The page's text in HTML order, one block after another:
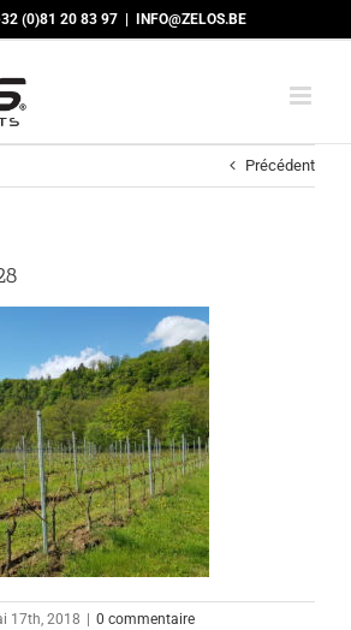
(0)81 20 83 97 INFO@ZELOS.BE
Précédent
17th, 2018 0 commentaire